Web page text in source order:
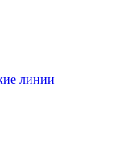
линии